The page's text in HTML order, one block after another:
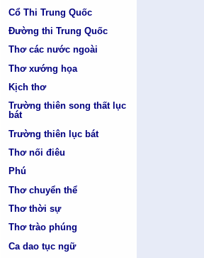
Cổ Thi Trung Quốc
Đường thi Trung Quốc
Thơ các nước ngoài
Thơ xướng họa
Kịch thơ
Trường thiên song thất lục
bát
Trường thiên lục bát
Thơ nối điêu
Phú
Thơ chuyển thể
Thơ thời sự
Thơ trào phúng
Ca dao tục ngữ